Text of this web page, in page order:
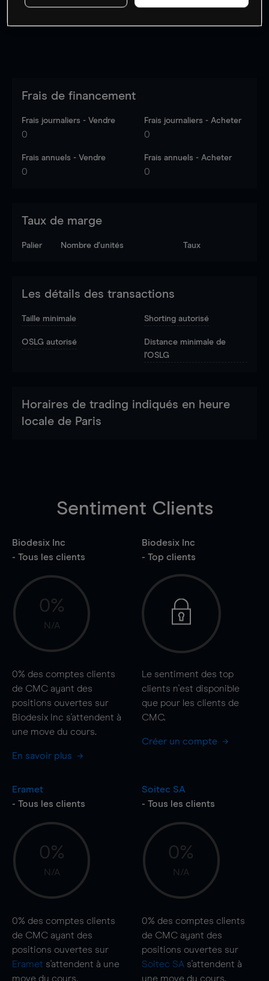
Frais de financement
Frais journaliers - Vendre
0
Frais journaliers - Acheter
0
Frais annuels - Vendre
0
Frais annuels - Acheter
0
Taux de marge
Palier Nombre d’unités Taux
Les détails des transactions
Taille minimale Shorting autorisé
OSLG autorisé
Distance minimale de
l'OSLG
Horaires de trading indiqués en heure
locale de Paris
Sentiment Clients
Biodesix Inc
- Tous les clients
0%
N/A
0% des comptes clients
de CMC ayant des
positions ouvertes sur
Biodesix Inc s'attendent à
une move du cours.
En savoir plus
Biodesix Inc
- Top clients
Le sentiment des top
clients n'est disponible
que pour les clients de
CMC.
Créer un compte
Eramet
- Tous les clients
0%
N/A
0% des comptes clients
de CMC ayant des
positions ouvertes sur
Eramet s'attendent à une
move du cours.
Soitec SA
- Tous les clients
0%
N/A
0% des comptes clients
de CMC ayant des
positions ouvertes sur
Soitec SA s'attendent à
une move du cours.